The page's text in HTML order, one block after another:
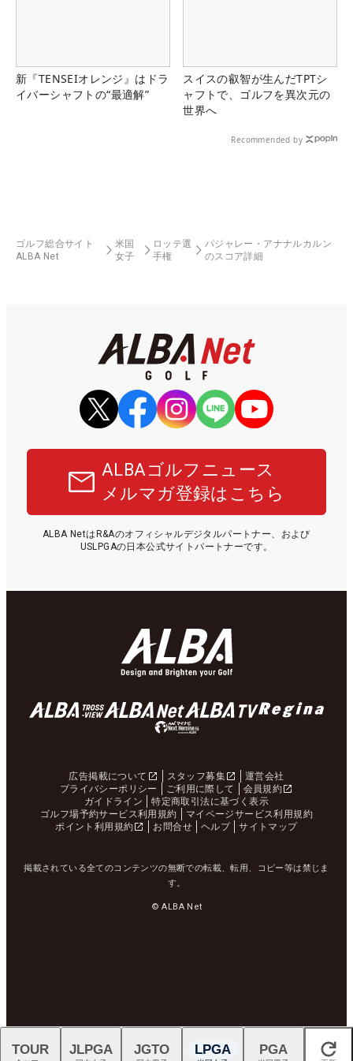
新『TENSEIオレンジ』はドラ
イバーシャフトの“最適解”
スイスの叡智が生んだTPTシ
ャフトで、ゴルフを異次元の
世界へ
Recommended by
ゴルフ総合サイト
ALBA Net
米国
女子
ロッテ選
手権
パジャレー・アナナルカルン
のスコア詳細
ALBAゴルフニュース
メルマガ登録はこちら
ALBA NetはR&Aのオフィシャルデジタルパートナー、および
USLPGAの日本公式サイトパートナーです。
広告掲載について スタッフ募集
運営会社
プライバシーポリシー
ご利用に際して
会員規約
ガイドライン
特定商取引法に基づく表示
ゴルフ場予約サービス利用規約
マイページサービス利用規約
ポイント利用規約
お問合せ ヘルプ サイトマップ
掲載されている全てのコンテンツの無断での転載、転用、コピー等は禁じま
す。
© ALBA Net
閉じる
TOUR JLPGA JGTO LPGA PGA